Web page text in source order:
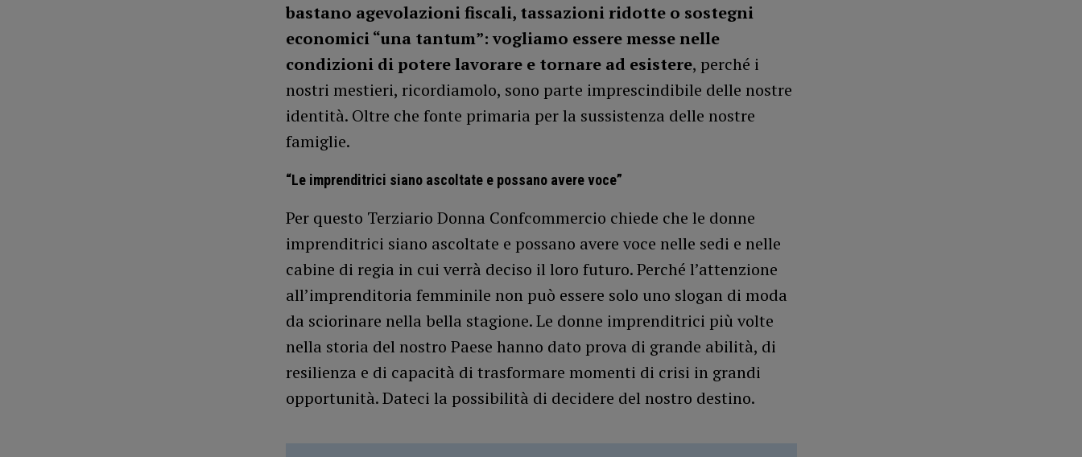
bastano agevolazioni fiscali, tassazioni ridotte o sostegni
economici “una tantum”: vogliamo essere messe nelle
condizioni di potere lavorare e tornare ad esistere, perché i
nostri mestieri, ricordiamolo, sono parte imprescindibile delle nostre
identità. Oltre che fonte primaria per la sussistenza delle nostre
famiglie.
“Le imprenditrici siano ascoltate e possano avere voce”
Per questo Terziario Donna Confcommercio chiede che le donne
imprenditrici siano ascoltate e possano avere voce nelle sedi e nelle
cabine di regia in cui verrà deciso il loro futuro. Perché l’attenzione
all’imprenditoria femminile non può essere solo uno slogan di moda
da sciorinare nella bella stagione. Le donne imprenditrici più volte
nella storia del nostro Paese hanno dato prova di grande abilità, di
resilienza e di capacità di trasformare momenti di crisi in grandi
opportunità. Dateci la possibilità di decidere del nostro destino.